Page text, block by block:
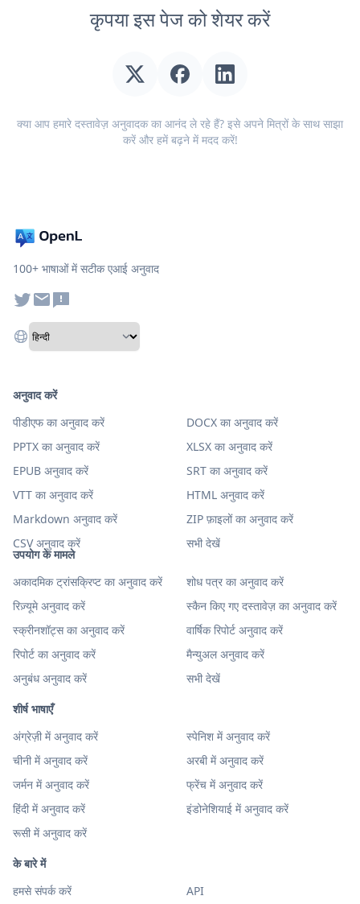
कृपया इस पेज को शेयर करें
क्या आप हमारे दस्तावेज़ अनुवादक का आनंद ले रहे हैं? इसे अपने मित्रों के साथ साझा
करें और हमें बढ़ने में मदद करें!
100+ भाषाओं में सटीक एआई अनुवाद
उपयोग के मामले
अकादमिक ट्रांसक्रिप्ट का अनुवाद करें
शोध पत्र का अनुवाद करें
रिज़्यूमे अनुवाद करें
स्कैन किए गए दस्तावेज़ का अनुवाद करें
स्क्रीनशॉट्स का अनुवाद करें
वार्षिक रिपोर्ट अनुवाद करें
रिपोर्ट का अनुवाद करें
मैन्युअल अनुवाद करें
अनुबंध अनुवाद करें
सभी देखें
शीर्ष भाषाएँ
अंग्रेज़ी में अनुवाद करें
स्पेनिश में अनुवाद करें
चीनी में अनुवाद करें
अरबी में अनुवाद करें
जर्मन में अनुवाद करें
फ्रेंच में अनुवाद करें
हिंदी में अनुवाद करें
इंडोनेशियाई में अनुवाद करें
रूसी में अनुवाद करें
अनुवाद करें
पीडीएफ का अनुवाद करें
DOCX का अनुवाद करें
PPTX का अनुवाद करें
XLSX का अनुवाद करें
EPUB अनुवाद करें
SRT का अनुवाद करें
VTT का अनुवाद करें
HTML अनुवाद करें
Markdown अनुवाद करें
ZIP फ़ाइलों का अनुवाद करें
CSV अनुवाद करें
सभी देखें
के बारे में
हमसे संपर्क करें
API